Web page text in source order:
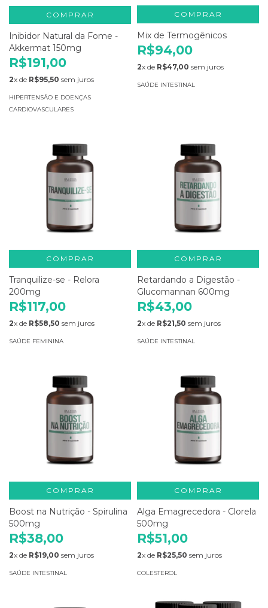
COMPRAR
Inibidor Natural da Fome -
Akkermat 150mg
R$191,00
2x de R$95,50 sem juros
HIPERTENSÃO E DOENÇAS
CARDIOVASCULARES
COMPRAR
Mix de Termogênicos
R$94,00
2x de R$47,00 sem juros
SAÚDE INTESTINAL
COMPRAR
Tranquilize-se - Relora
200mg
R$117,00
2x de R$58,50 sem juros
SAÚDE FEMININA
COMPRAR
Retardando a Digestão -
Glucomannan 600mg
R$43,00
2x de R$21,50 sem juros
SAÚDE INTESTINAL
COMPRAR
Boost na Nutrição - Spirulina
500mg
R$38,00
2x de R$19,00 sem juros
SAÚDE INTESTINAL
COMPRAR
Alga Emagrecedora - Clorela
500mg
R$51,00
2x de R$25,50 sem juros
COLESTEROL